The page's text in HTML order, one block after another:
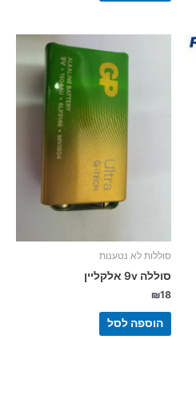
סוללות לא נטענות
סוללה 9v אלקליין
₪18
הוספה לסל